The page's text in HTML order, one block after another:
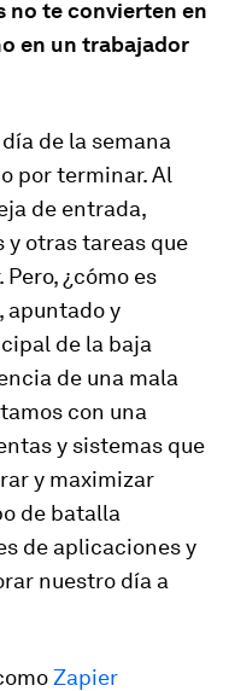
no te convierten en
en un trabajador
de la semana
por terminar. Al
de entrada,
otras tareas que
¿cómo es
apuntado y
de la baja
de una mala
con una
y sistemas que
y maximizar
de batalla
de aplicaciones y
nuestro día a
Zapier